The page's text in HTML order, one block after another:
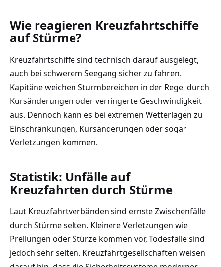
Wie reagieren Kreuzfahrtschiffe
auf Stürme?
Kreuzfahrtschiffe sind technisch darauf ausgelegt,
auch bei schwerem Seegang sicher zu fahren.
Kapitäne weichen Sturmbereichen in der Regel durch
Kursänderungen oder verringerte Geschwindigkeit
aus. Dennoch kann es bei extremen Wetterlagen zu
Einschränkungen, Kursänderungen oder sogar
Verletzungen kommen.
Statistik: Unfälle auf
Kreuzfahrten durch Stürme
Laut Kreuzfahrtverbänden sind ernste Zwischenfälle
durch Stürme selten. Kleinere Verletzungen wie
Prellungen oder Stürze kommen vor, Todesfälle sind
jedoch sehr selten. Kreuzfahrtgesellschaften weisen